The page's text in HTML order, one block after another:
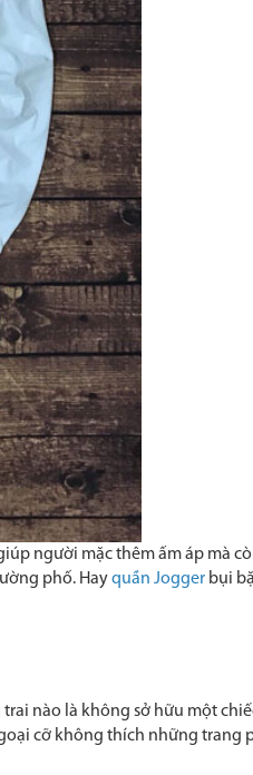
người mặc thêm ấm áp mà
phố. Hayquần Jogger bụi
nào là không sở hữu một
cỡ không thích những trang